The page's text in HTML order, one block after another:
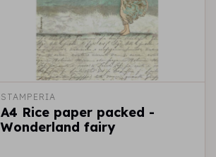
STAMPERIA
A4 Rice paper packed -
Wonderland fairy